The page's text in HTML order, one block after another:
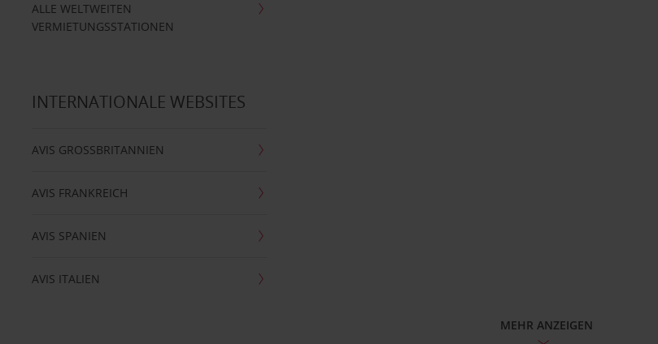
ALLE WELTWEITEN
VERMIETUNGSSTATIONEN
INTERNATIONALE WEBSITES
AVIS GROSSBRITANNIEN
AVIS FRANKREICH
AVIS SPANIEN
AVIS ITALIEN
MEHR ANZEIGEN